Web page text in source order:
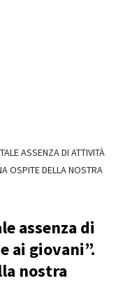
ASSENZA DI ATTIVITÀ
OSPITE DELLA NOSTRA
assenza di
ai giovani”.
nostra